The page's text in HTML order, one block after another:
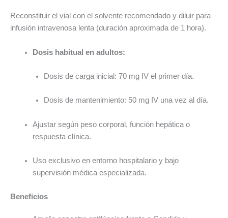
Reconstituir el vial con el solvente recomendado y diluir para
infusión intravenosa lenta (duración aproximada de 1 hora).
Dosis habitual en adultos:
Dosis de carga inicial: 70 mg IV el primer día.
Dosis de mantenimiento: 50 mg IV una vez al día.
Ajustar según peso corporal, función hepática o
respuesta clínica.
Uso exclusivo en entorno hospitalario y bajo
supervisión médica especializada.
Beneficios